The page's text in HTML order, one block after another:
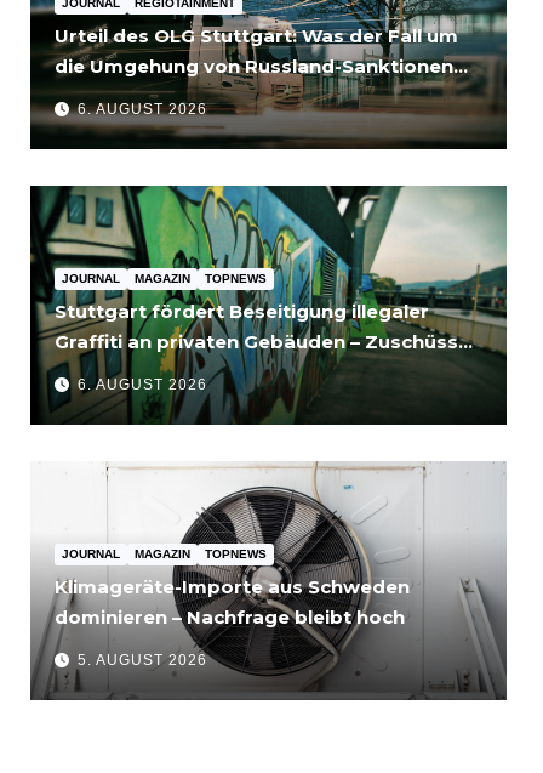
JOURNAL REGIOTAINMENT
Urteil des OLG Stuttgart: Was der Fall um
die Umgehung von Russland-Sanktionen
für Unternehmen bedeutet
6. AUGUST 2026
JOURNAL MAGAZIN TOPNEWS
Stuttgart fördert Beseitigung illegaler
Graffiti an privaten Gebäuden – Zuschüsse
bis 3.500 Euro
6. AUGUST 2026
JOURNAL MAGAZIN TOPNEWS
Klimageräte-Importe aus Schweden
dominieren – Nachfrage bleibt hoch
5. AUGUST 2026